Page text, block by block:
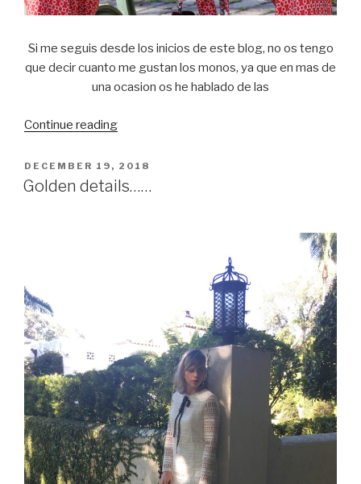
Si me seguis desde los inicios de este blog, no os tengo
que decir cuanto me gustan los monos, ya que en mas de
una ocasion os he hablado de las
Continue reading
style
a
POSTED
ON
DECEMBER 19, 2018
Golden details……